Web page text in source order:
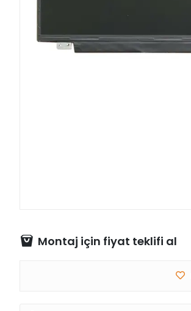
Montaj için fiyat teklifi al